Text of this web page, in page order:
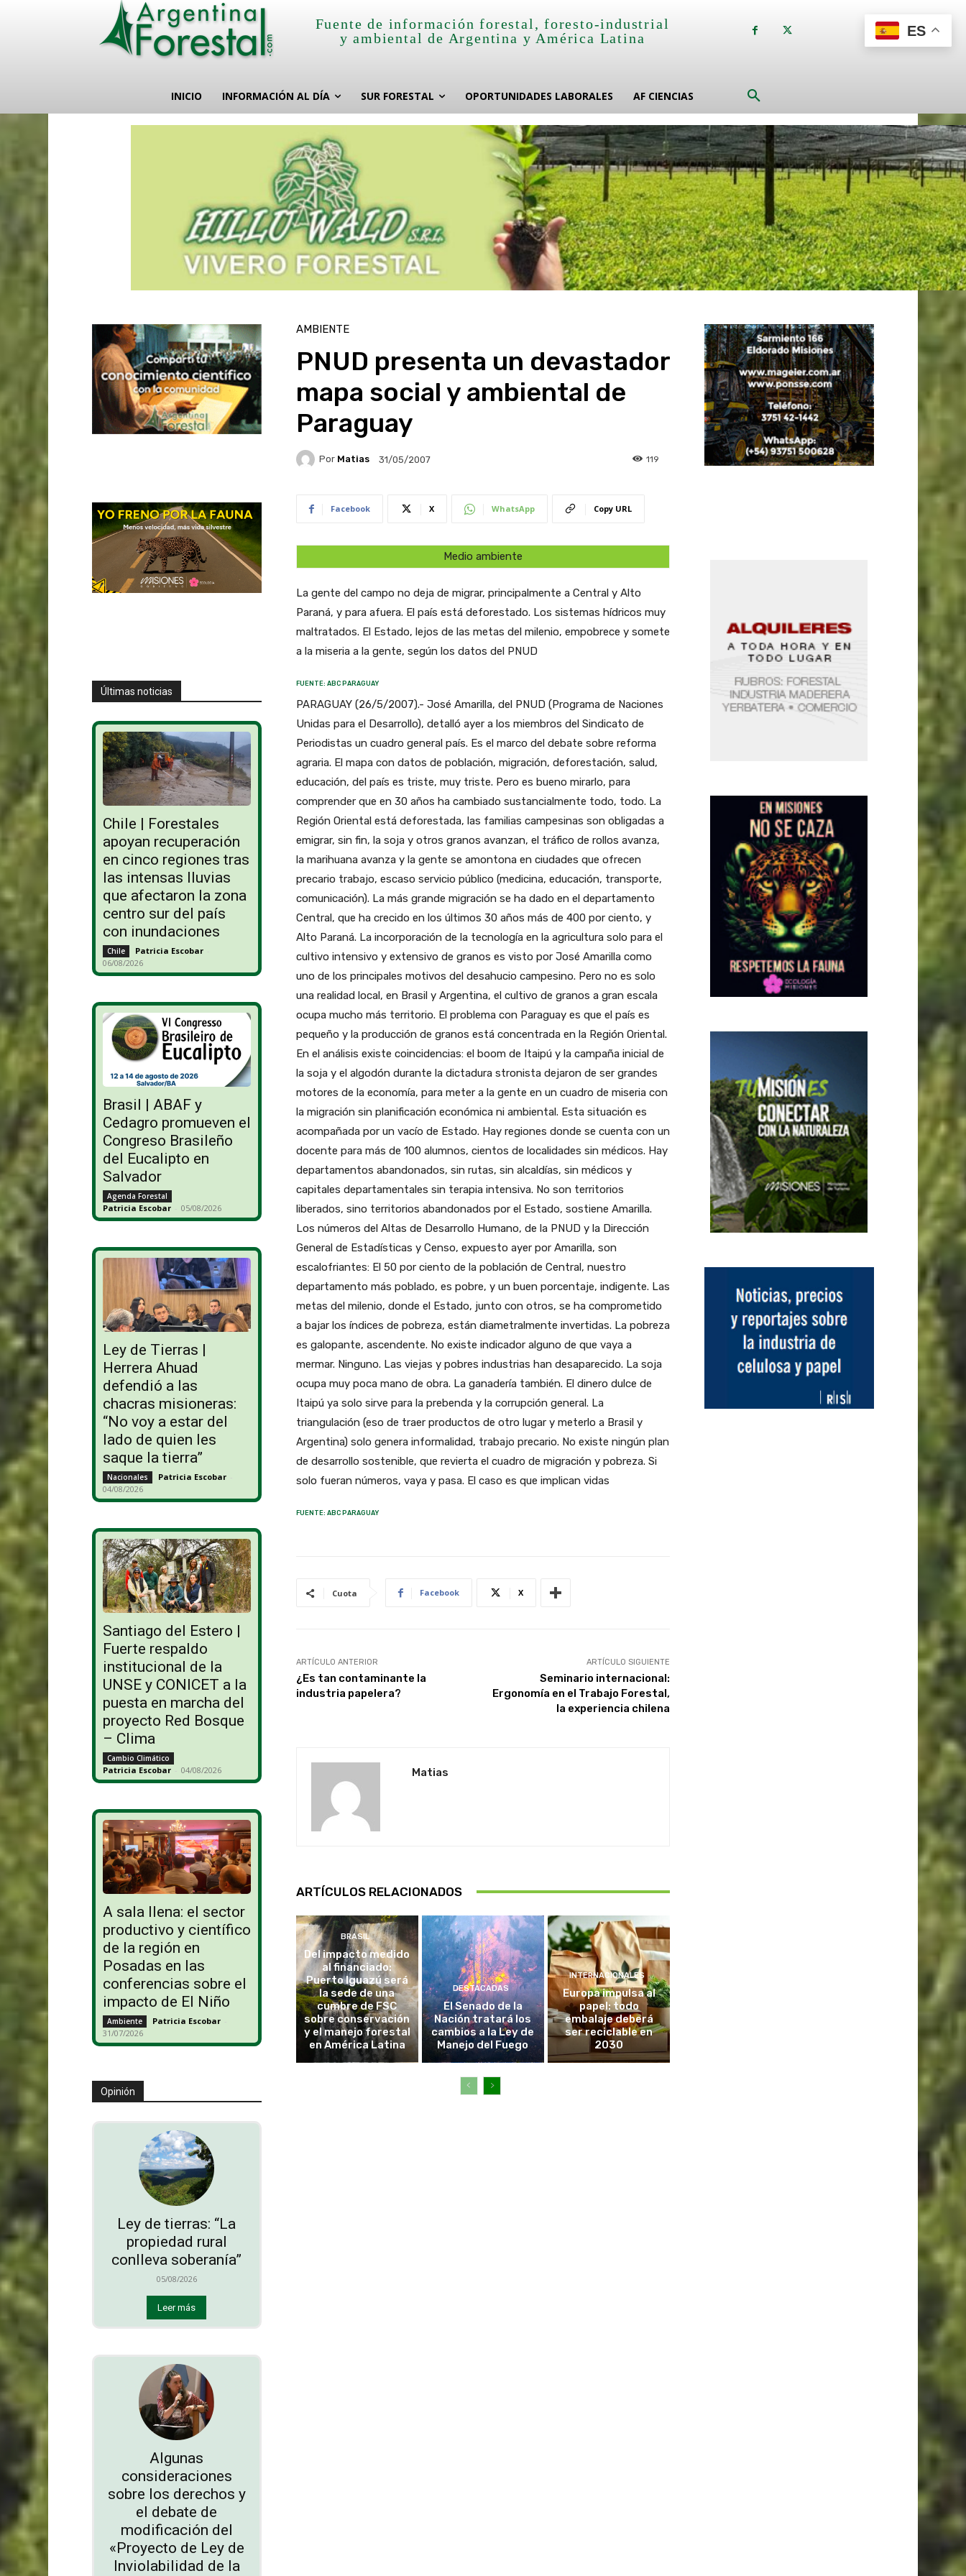
Fuente de información forestal, foresto-industrial
y ambiental de Argentina y América Latina
INICIO INFORMACIÓN AL DÍA SUR FORESTAL OPORTUNIDADES LABORALES AF CIENCIAS
Últimas noticias
Chile | Forestales
apoyan recuperación
en cinco regiones tras
las intensas lluvias
que afectaron la zona
centro sur del país
con inundaciones
Chile Patricia Escobar -
06/08/2026
Brasil | ABAF y
Cedagro promueven el
Congreso Brasileño
del Eucalipto en
Salvador
Agenda Forestal
Patricia Escobar - 05/08/2026
Ley de Tierras |
Herrera Ahuad
defendió a las
chacras misioneras:
“No voy a estar del
lado de quien les
saque la tierra”
Nacionales Patricia Escobar -
04/08/2026
Santiago del Estero |
Fuerte respaldo
institucional de la
UNSE y CONICET a la
puesta en marcha del
proyecto Red Bosque
– Clima
Cambio Climático
Patricia Escobar - 04/08/2026
A sala llena: el sector
productivo y científico
de la región en
Posadas en las
conferencias sobre el
impacto de El Niño
Ambiente Patricia Escobar -
31/07/2026
Opinión
Ley de tierras: “La
propiedad rural
conlleva soberanía”
05/08/2026
Leer más
Algunas
consideraciones
sobre los derechos y
el debate de
modificación del
«Proyecto de Ley de
Inviolabilidad de la
AMBIENTE
PNUD presenta un devastador
mapa social y ambiental de
Paraguay
Por Matias 31/05/2007 119
Facebook X WhatsApp Copy URL
Medio ambiente
La gente del campo no deja de migrar, principalmente a Central y Alto
Paraná, y para afuera. El país está deforestado. Los sistemas hídricos muy
maltratados. El Estado, lejos de las metas del milenio, empobrece y somete
a la miseria a la gente, según los datos del PNUD
FUENTE: ABC PARAGUAY
PARAGUAY (26/5/2007).- José Amarilla, del PNUD (Programa de Naciones
Unidas para el Desarrollo), detalló ayer a los miembros del Sindicato de
Periodistas un cuadro general país. Es el marco del debate sobre reforma
agraria. El mapa con datos de población, migración, deforestación, salud,
educación, del país es triste, muy triste. Pero es bueno mirarlo, para
comprender que en 30 años ha cambiado sustancialmente todo, todo. La
Región Oriental está deforestada, las familias campesinas son obligadas a
emigrar, sin fin, la soja y otros granos avanzan, el tráfico de rollos avanza,
la marihuana avanza y la gente se amontona en ciudades que ofrecen
precario trabajo, escaso servicio público (medicina, educación, transporte,
comunicación). La más grande migración se ha dado en el departamento
Central, que ha crecido en los últimos 30 años más de 400 por ciento, y
Alto Paraná. La incorporación de la tecnología en la agricultura solo para el
cultivo intensivo y extensivo de granos es visto por José Amarilla como
uno de los principales motivos del desahucio campesino. Pero no es solo
una realidad local, en Brasil y Argentina, el cultivo de granos a gran escala
ocupa mucho más territorio. El problema con Paraguay es que el país es
pequeño y la producción de granos está concentrada en la Región Oriental.
En el análisis existe coincidencias: el boom de Itaipú y la campaña inicial de
la soja y el algodón durante la dictadura stronista dejaron de ser grandes
motores de la economía, para meter a la gente en un cuadro de miseria con
la migración sin planificación económica ni ambiental. Esta situación es
acompañada por un vacío de Estado. Hay regiones donde se cuenta con un
docente para más de 100 alumnos, cientos de localidades sin médicos. Hay
departamentos abandonados, sin rutas, sin alcaldías, sin médicos y
capitales departamentales sin terapia intensiva. No son territorios
liberados, sino territorios abandonados por el Estado, sostiene Amarilla.
Los números del Altas de Desarrollo Humano, de la PNUD y la Dirección
General de Estadísticas y Censo, expuesto ayer por Amarilla, son
escalofriantes: El 50 por ciento de la población de Central, nuestro
departamento más poblado, es pobre, y un buen porcentaje, indigente. Las
metas del milenio, donde el Estado, junto con otros, se ha comprometido
a bajar los índices de pobreza, están diametralmente invertidas. La pobreza
es galopante, ascendente. No existe indicador alguno de que vaya a
mermar. Ninguno. Las viejas y pobres industrias han desaparecido. La soja
ocupa muy poca mano de obra. La ganadería también. El dinero dulce de
Itaipú ya solo sirve para la prebenda y la corrupción general. La
triangulación (eso de traer productos de otro lugar y meterlo a Brasil y
Argentina) solo genera informalidad, trabajo precario. No existe ningún plan
de desarrollo sostenible, que revierta el cuadro de migración y pobreza. Si
solo fueran números, vaya y pasa. El caso es que implican vidas
FUENTE: ABC PARAGUAY
Cuota Facebook X
ARTÍCULO ANTERIOR
¿Es tan contaminante la
industria papelera?
ARTÍCULO SIGUIENTE
Seminario internacional:
Ergonomía en el Trabajo Forestal,
la experiencia chilena
Matias
ARTÍCULOS RELACIONADOS
BRASIL
Del impacto medido
al financiado:
Puerto Iguazú será
la sede de una
cumbre de FSC
sobre conservación
y el manejo forestal
en América Latina
DESTACADAS
El Senado de la
Nación tratará los
cambios a la Ley de
Manejo del Fuego
INTERNACIONALES
Europa impulsa al
papel: todo
embalaje deberá
ser reciclable en
2030
ES